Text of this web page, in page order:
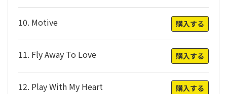
10. Motive 購入する
11. Fly Away To Love 購入する
12. Play With My Heart 購入する